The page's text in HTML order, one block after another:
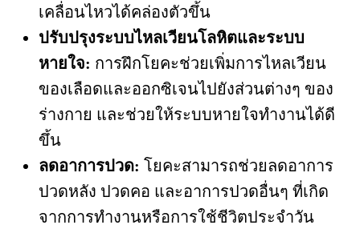
เคลื่อนไหวได้คล่องตัวขึ้น
ปรับปรุงระบบไหลเวียนโลหิตและระบบ
หายใจ: การฝึกโยคะช่วยเพิ่มการไหลเวียน
ของเลือดและออกซิเจนไปยังส่วนต่างๆ ของ
ร่างกาย และช่วยให้ระบบหายใจทำงานได้ดี
ขึ้น
ลดอาการปวด: โยคะสามารถช่วยลดอาการ
ปวดหลัง ปวดคอ และอาการปวดอื่นๆ ที่เกิด
จากการทำงานหรือการใช้ชีวิตประจำวัน